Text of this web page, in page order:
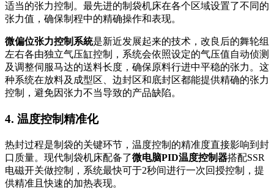
适当的张力控制。最先进的制袋机床在各个区域设置了不同的
张力值，确保制程中的精确操作和表现。
微偏位张力控制系統是新近发展起来的技术，改良后的舞轮组
左右各由独立气压缸控制，系统会依照设定的气压值自动侦测
及调整伺服马达的送料长度，确保原料行进中平稳的张力。这
种系统在放料及成型区、边封区和底封区都能提供精确的张力
控制，避免因张力不当导致的产品缺陷。
4. 温度控制精准化
热封过程是制袋的关键环节，温度控制的精准度直接影响到封
口质量。现代制袋机床配备了微电脑PID温度控制器搭配SSR
电磁开关做控制，系统最快可于2秒间进行一次回授控制，提
供精准且快速的加热表现。